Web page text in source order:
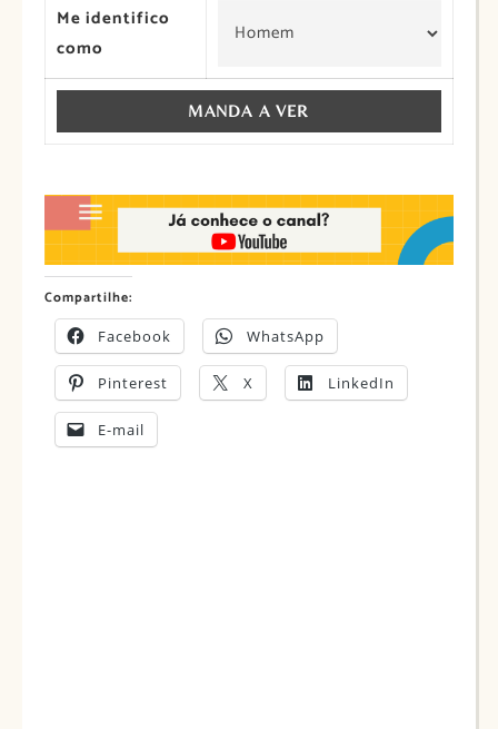
Me identifico
como
Compartilhe:
Facebook WhatsApp
Pinterest X LinkedIn
E-mail